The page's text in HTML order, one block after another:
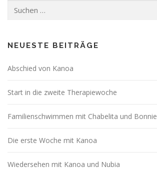
Suchen
NEUESTE BEITRÄGE
Abschied von Kanoa
Start in die zweite Therapiewoche
Familienschwimmen mit Chabelita und Bonnie
Die erste Woche mit Kanoa
Wiedersehen mit Kanoa und Nubia